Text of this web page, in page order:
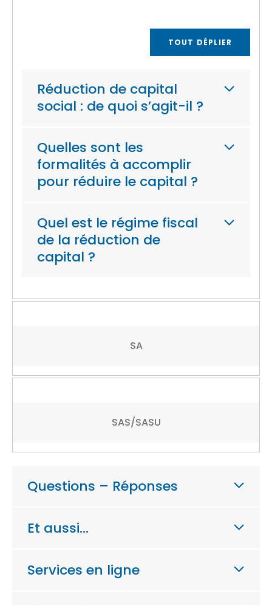
TOUT DÉPLIER
Réduction de capital
social : de quoi s’agit-il ?
Quelles sont les
formalités à accomplir
pour réduire le capital ?
Quel est le régime fiscal
de la réduction de
capital ?
SA
SAS/SASU
Questions – Réponses
Et aussi…
Services en ligne